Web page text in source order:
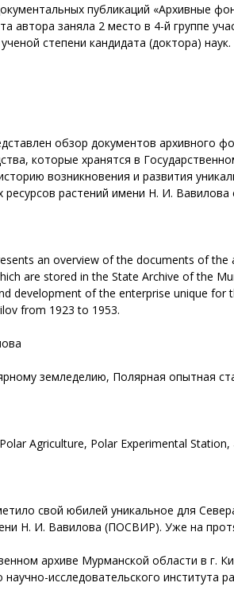
публикаций «Архивные
автора заняла 2 место в 4-й группе
степени кандидата (доктора) наук.
обзор документов архивного
которые хранятся в
возникновения и развития
ресурсов растений имени Н. И. Вавилова
an overview of the documents of
are stored in the State Archive of the
development of the enterprise unique for
from 1923 to 1953.
земледелию, Полярная опытная
Agriculture, Polar Experimental
свой юбилей уникальное для
Н. И. Вавилова (ПОСВИР). Уже на
архиве Мурманской области в г.
научно-исследовательского